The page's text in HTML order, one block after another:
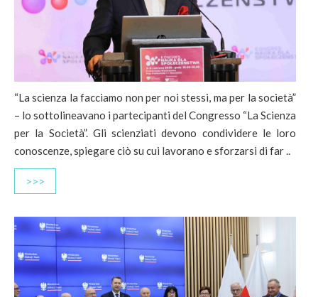
“La scienza la facciamo non per noi stessi, ma per la società”
– lo sottolineavano i partecipanti del Congresso “La Scienza
per la Società”. Gli scienziati devono condividere le loro
conoscenze, spiegare ciò su cui lavorano e sforzarsi di far ..
>>>